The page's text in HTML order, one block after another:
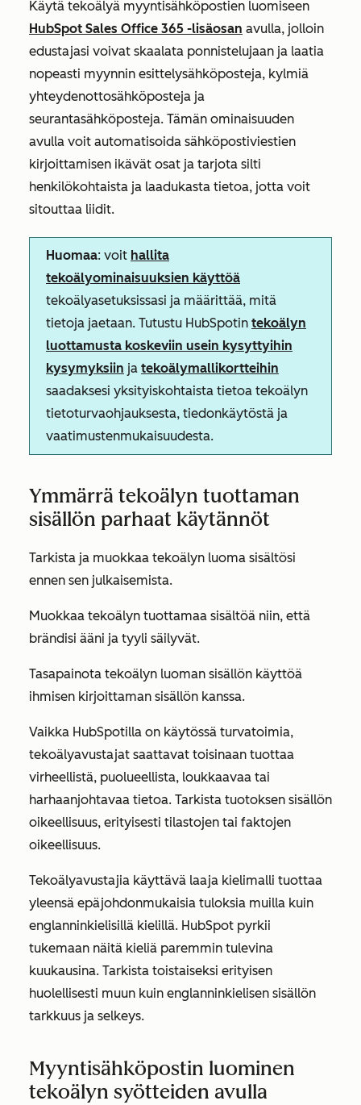
Käytä tekoälyä myyntisähköpostien luomiseen
HubSpot Sales Office 365 -lisäosan avulla, jolloin
edustajasi voivat skaalata ponnistelujaan ja laatia
nopeasti myynnin esittelysähköposteja, kylmiä
yhteydenottosähköposteja ja
seurantasähköposteja. Tämän ominaisuuden
avulla voit automatisoida sähköpostiviestien
kirjoittamisen ikävät osat ja tarjota silti
henkilökohtaista ja laadukasta tietoa, jotta voit
sitouttaa liidit.
Huomaa: voit hallita
tekoälyominaisuuksien käyttöä
tekoälyasetuksissasi ja määrittää, mitä
tietoja jaetaan. Tutustu HubSpotin tekoälyn
luottamusta koskeviin usein kysyttyihin
kysymyksiin ja tekoälymallikortteihin
saadaksesi yksityiskohtaista tietoa tekoälyn
tietoturvaohjauksesta, tiedonkäytöstä ja
vaatimustenmukaisuudesta.
Ymmärrä tekoälyn tuottaman
sisällön parhaat käytännöt
Tarkista ja muokkaa tekoälyn luoma sisältösi
ennen sen julkaisemista.
Muokkaa tekoälyn tuottamaa sisältöä niin, että
brändisi ääni ja tyyli säilyvät.
Tasapainota tekoälyn luoman sisällön käyttöä
ihmisen kirjoittaman sisällön kanssa.
Vaikka HubSpotilla on käytössä turvatoimia,
tekoälyavustajat saattavat toisinaan tuottaa
virheellistä, puolueellista, loukkaavaa tai
harhaanjohtavaa tietoa. Tarkista tuotoksen sisällön
oikeellisuus, erityisesti tilastojen tai faktojen
oikeellisuus.
Tekoälyavustajia käyttävä laaja kielimalli tuottaa
yleensä epäjohdonmukaisia tuloksia muilla kuin
englanninkielisillä kielillä. HubSpot pyrkii
tukemaan näitä kieliä paremmin tulevina
kuukausina. Tarkista toistaiseksi erityisen
huolellisesti muun kuin englanninkielisen sisällön
tarkkuus ja selkeys.
Myyntisähköpostin luominen
tekoälyn syötteiden avulla